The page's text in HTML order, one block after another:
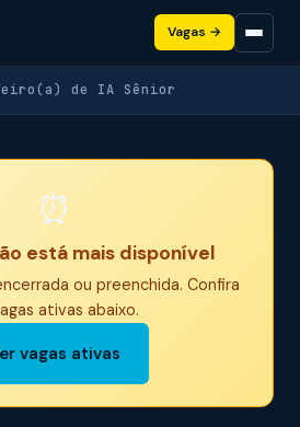
Vagas →
de IA Sênior
⏰
está mais disponível
ou preenchida. Confira
ativas abaixo.
vagas ativas